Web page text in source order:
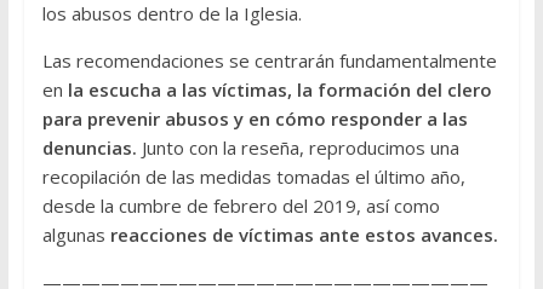
los abusos dentro de la Iglesia.
Las recomendaciones se centrarán fundamentalmente
en la escucha a las víctimas, la formación del clero
para prevenir abusos y en cómo responder a las
denuncias. Junto con la reseña, reproducimos una
recopilación de las medidas tomadas el último año,
desde la cumbre de febrero del 2019, así como
algunas reacciones de víctimas ante estos avances.
———————————————————————